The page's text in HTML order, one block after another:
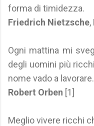
forma di timidezza.
Friedrich Nietzsche,
Ogni mattina mi
degli uomini più
nome vado a lavorare.
Robert Orben [1]
Meglio vivere ricchi